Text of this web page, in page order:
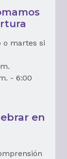
o martes si
- 6:00
en